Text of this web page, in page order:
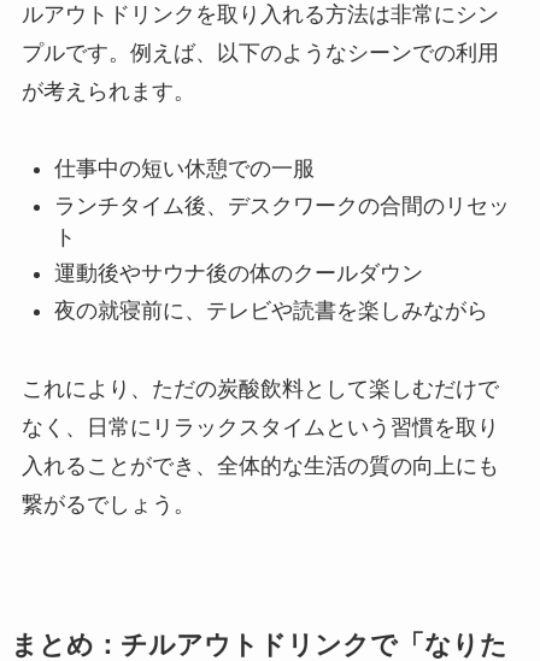
ルアウトドリンクを取り入れる方法は非常にシン
プルです。例えば、以下のようなシーンでの利用
が考えられます。
仕事中の短い休憩での一服
ランチタイム後、デスクワークの合間のリセッ
ト
運動後やサウナ後の体のクールダウン
夜の就寝前に、テレビや読書を楽しみながら
これにより、ただの炭酸飲料として楽しむだけで
なく、日常にリラックスタイムという習慣を取り
入れることができ、全体的な生活の質の向上にも
繋がるでしょう。
まとめ：チルアウトドリンクで「なりた